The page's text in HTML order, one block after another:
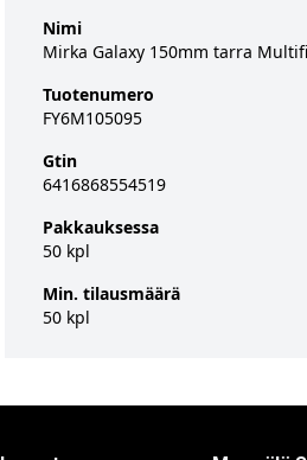
Nimi
Mirka Galaxy 150mm tarra
Tuotenumero
FY6M105095
Gtin
6416868554519
Pakkauksessa
50 kpl
Min. tilausmäärä
50 kpl